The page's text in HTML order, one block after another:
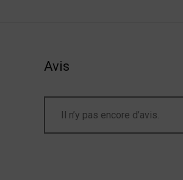
Avis
Il n’y pas encore d’avis.